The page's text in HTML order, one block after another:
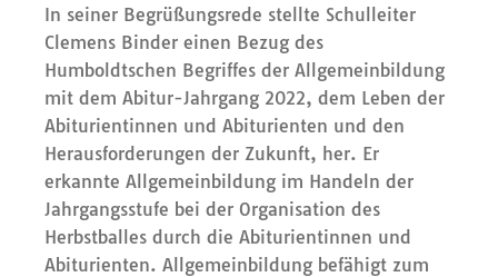
In seiner Begrüßungsrede stellte Schulleiter
Clemens Binder einen Bezug des
Humboldtschen Begriffes der Allgemeinbildung
mit dem Abitur-Jahrgang 2022, dem Leben der
Abiturientinnen und Abiturienten und den
Herausforderungen der Zukunft, her. Er
erkannte Allgemeinbildung im Handeln der
Jahrgangsstufe bei der Organisation des
Herbstballes durch die Abiturientinnen und
Abiturienten. Allgemeinbildung befähigt zum